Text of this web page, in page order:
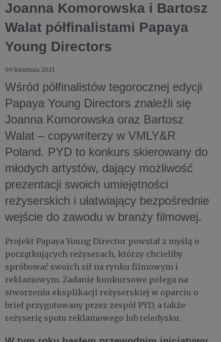
Joanna Komorowska i Bartosz
Walat półfinalistami Papaya
Young Directors
09 kwietnia 2021
Wśród półfinalistów tegorocznej edycji
Papaya Young Directors znaleźli się
Joanna Komorowska oraz Bartosz
Walat – copywriterzy w VMLY&R
Poland. PYD to konkurs skierowany do
młodych artystów, dający możliwość
prezentacji swoich umiejętności
reżyserskich i ułatwiający bezpośrednie
wejście do zawodu w branży filmowej.
Projekt Papaya Young Director powstał z myślą o
początkujących reżyserach, którzy chcieliby
spróbować swoich sił na rynku filmowym i
reklamowym. Zadanie konkursowe polega na
stworzeniu eksplikacji reżyserskiej w oparciu o
brief przygotowany przez zespół PYD, a także
reżyserię spotu reklamowego lub teledysku.